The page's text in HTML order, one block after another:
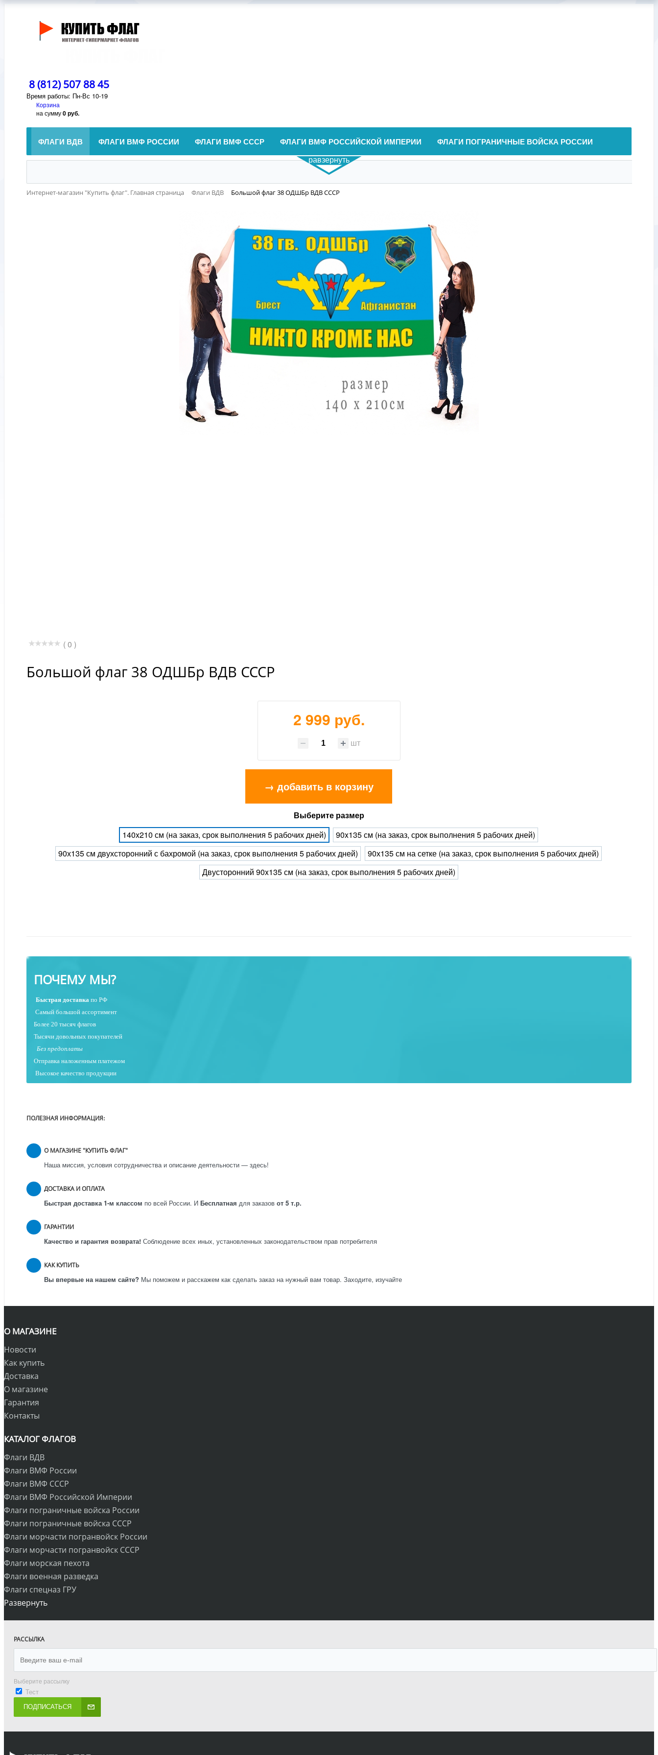
8 (812) 507 88 45
Время работы: Пн-Вс 10-19
Корзина
на сумму0 руб.
ФЛАГИ ВДВ ФЛАГИ ВМФ РОССИИ ФЛАГИ ВМФ СССР ФЛАГИ ВМФ РОССИЙСКОЙ ИМПЕРИИ ФЛАГИ ПОГРАНИЧНЫЕ ВОЙСКА РОССИИ
равзернуть
Интернет-магазин "Купить флаг". Главная страница Флаги ВДВ Большой флаг 38 ОДШБр ВДВ СССР
( 0 )
Большой флаг 38 ОДШБр ВДВ СССР
2 999 руб.
шт
→ добавить в корзину
Выберите размер
140x210 см (на заказ, срок выполнения 5 рабочих дней)
90x135 см (на заказ, срок выполнения 5 рабочих дней)
90х135 см двухсторонний с бахромой (на заказ, срок выполнения 5 рабочих дней)
90х135 см на сетке (на заказ, срок выполнения 5 рабочих дней)
Двусторонний 90x135 см (на заказ, срок выполнения 5 рабочих дней)
ПОЧЕМУ МЫ?
Быстрая доставка по РФ
Самый большой ассортимент
Более 20 тысяч флагов
Тысячи довольных покупателей
Без предоплаты
Отправка наложенным платежом
Высокое качество продукции
ПОЛЕЗНАЯ ИНФОРМАЦИЯ:
О МАГАЗИНЕ "КУПИТЬ ФЛАГ"
Наша миссия, условия сотрудничества и описание деятельности — здесь!
ДОСТАВКА И ОПЛАТА
Быстрая доставка 1-м классом по всей России. И Бесплатная для заказов от 5 т.р.
ГАРАНТИИ
Качество и гарантия возврата! Соблюдение всех иных, установленных законодательством прав потребителя
КАК КУПИТЬ
Вы впервые на нашем сайте? Мы поможем и расскажем как сделать заказ на нужный вам товар. Заходите, изучайте
О МАГАЗИНЕ
Новости
Как купить
Доставка
О магазине
Гарантия
Контакты
КАТАЛОГ ФЛАГОВ
Флаги ВДВ
Флаги ВМФ России
Флаги ВМФ СССР
Флаги ВМФ Российской Империи
Флаги пограничные войска России
Флаги пограничные войска СССР
Флаги морчасти погранвойск России
Флаги морчасти погранвойск СССР
Флаги морская пехота
Флаги военная разведка
Флаги спецназ ГРУ
Развернуть
РАССЫЛКА
Выберите рассылку
Тест
ПОДПИСАТЬСЯ